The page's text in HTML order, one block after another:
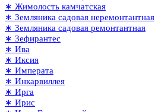
∗ Жимолость камчатская
∗ Земляника садовая неремонтантная
∗ Земляника садовая ремонтантная
∗ Зефирантес
∗ Ива
∗ Иксия
∗ Императа
∗ Инкарвиллея
∗ Ирга
∗ Ирис